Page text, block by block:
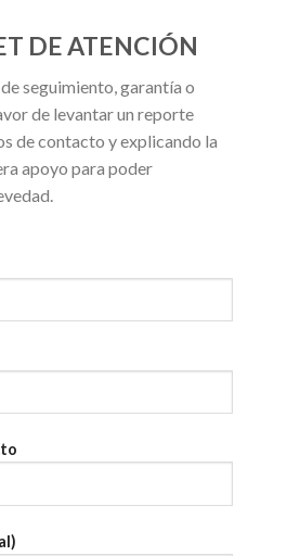
DE ATENCIÓN
seguimiento, garantía o
de levantar un reporte
de contacto y explicando la
apoyo para poder